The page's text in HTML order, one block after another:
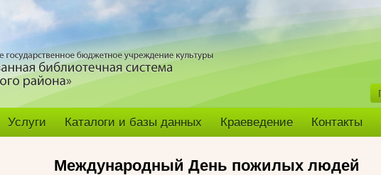
Услуги Каталоги и базы данных Краеведение Контакты
Международный День пожилых людей